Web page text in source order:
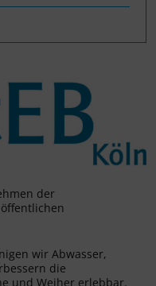
der
wir Abwasser,
die
und Weiher erlebbar.